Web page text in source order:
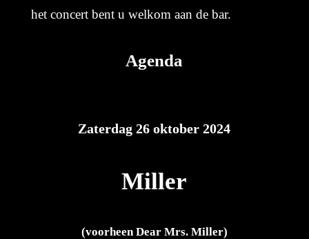
het concert bent u welkom aan de bar.
Agenda
Zaterdag 26 oktober 2024
Miller
(voorheen Dear Mrs. Miller)